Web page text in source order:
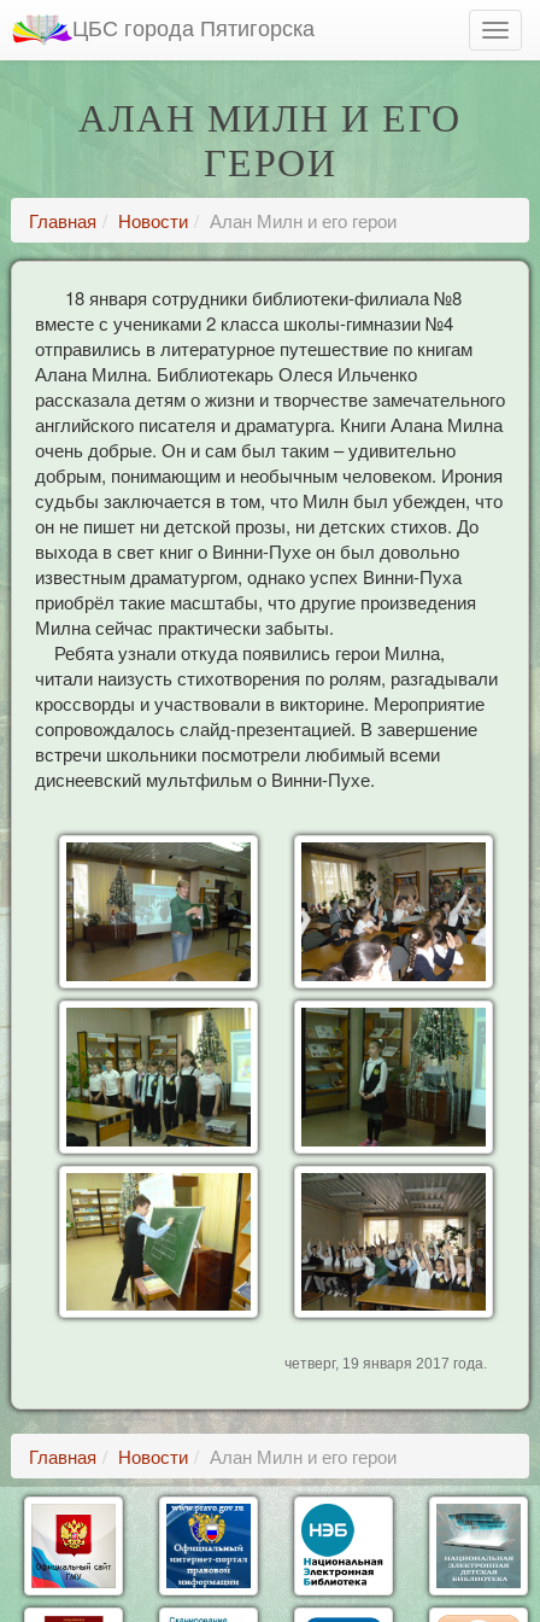
ЦБС города Пятигорска
АЛАН МИЛН И ЕГО
ГЕРОИ
Главная Новости Алан Милн и его герои
18 января сотрудники библиотеки-филиала №8
вместе с учениками 2 класса школы-гимназии №4
отправились в литературное путешествие по книгам
Алана Милна. Библиотекарь Олеся Ильченко
рассказала детям о жизни и творчестве замечательного
английского писателя и драматурга. Книги Алана Милна
очень добрые. Он и сам был таким – удивительно
добрым, понимающим и необычным человеком. Ирония
судьбы заключается в том, что Милн был убежден, что
он не пишет ни детской прозы, ни детских стихов. До
выхода в свет книг о Винни-Пухе он был довольно
известным драматургом, однако успех Винни-Пуха
приобрёл такие масштабы, что другие произведения
Милна сейчас практически забыты.
Ребята узнали откуда появились герои Милна,
читали наизусть стихотворения по ролям, разгадывали
кроссворды и участвовали в викторине. Мероприятие
сопровождалось слайд-презентацией. В завершение
встречи школьники посмотрели любимый всеми
диснеевский мультфильм о Винни-Пухе.
четверг, 19 января 2017 года.
Главная Новости Алан Милн и его герои